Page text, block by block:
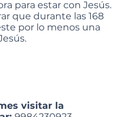
para estar con Jesús.
que durante las 168
por lo menos una
visitar la